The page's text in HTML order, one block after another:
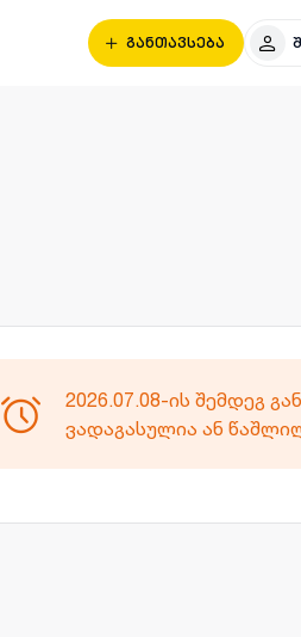
განთავსება
2026.07.08-ის შემდეგ
ვადაგასულია ან